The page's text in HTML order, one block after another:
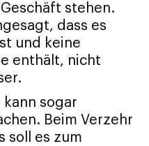
stehen.
dass es
und keine
enthält, nicht
kann sogar
Beim Verzehr
soll es zum